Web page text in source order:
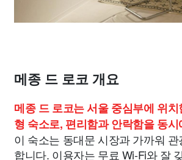
메종 드 로코 개요
메종 드 로코는 서울 중심부에 위
형 숙소로, 편리함과 안락함을 동
이 숙소는 동대문 시장과 가까워
합니다. 이용자는 무료 Wi-Fi와 잘